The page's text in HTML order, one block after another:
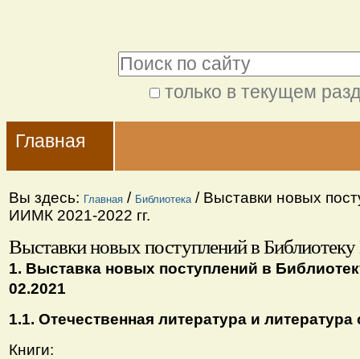
содержимому.
Перейти
навигации
только в текущем
поиск
Navigation
Главная
Вы здесь: Главная / Библиотека / Выставки новых
ИИМК 2021-2022 гг.
Выставки новых поступлений в
1. Выставка новых поступлений в
02.2021
1.1. Отечественная литература и
Книги: